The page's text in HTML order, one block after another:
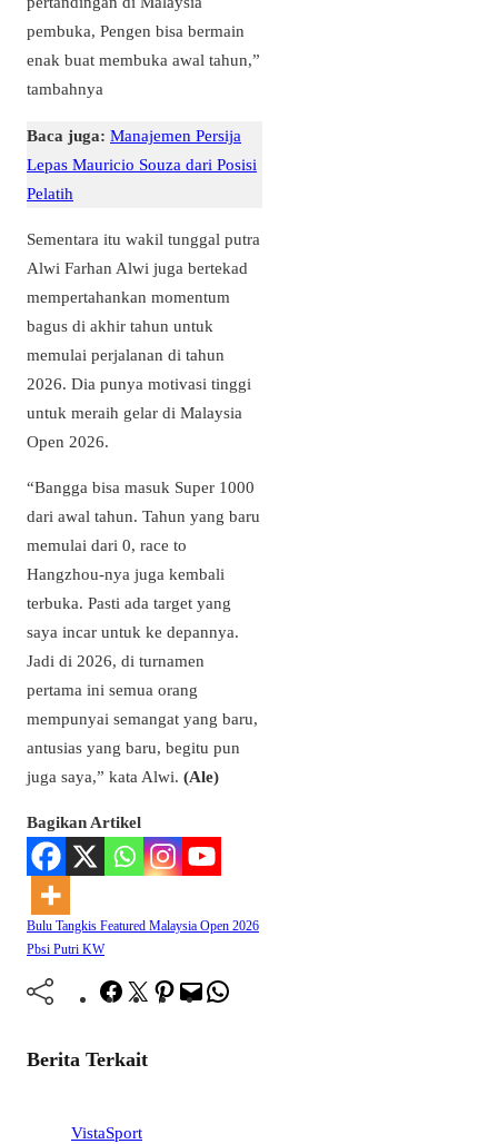
pembuka, Pengen bisa bermain
enak buat membuka awal tahun,”
tambahnya
Baca juga: Manajemen Persija
Lepas Mauricio Souza dari Posisi
Pelatih
Sementara itu wakil tunggal putra
Alwi Farhan Alwi juga bertekad
mempertahankan momentum
bagus di akhir tahun untuk
memulai perjalanan di tahun
2026. Dia punya motivasi tinggi
untuk meraih gelar di Malaysia
Open 2026.
“Bangga bisa masuk Super 1000
dari awal tahun. Tahun yang baru
memulai dari 0, race to
Hangzhou-nya juga kembali
terbuka. Pasti ada target yang
saya incar untuk ke depannya.
Jadi di 2026, di turnamen
pertama ini semua orang
mempunyai semangat yang baru,
antusias yang baru, begitu pun
juga saya,” kata Alwi. (Ale)
Bagikan Artikel
Bulu Tangkis Featured Malaysia Open 2026
Pbsi Putri KW
Facebook
TwitterPinterest
Mail
Berita Terkait
VistaSport